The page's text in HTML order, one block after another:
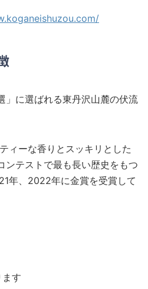
」に選ばれる東丹沢山麓の伏流
ィーな香りとスッキリとした
ンテストで最も長い歴史をもつ
年、2022年に金賞を受賞して
す